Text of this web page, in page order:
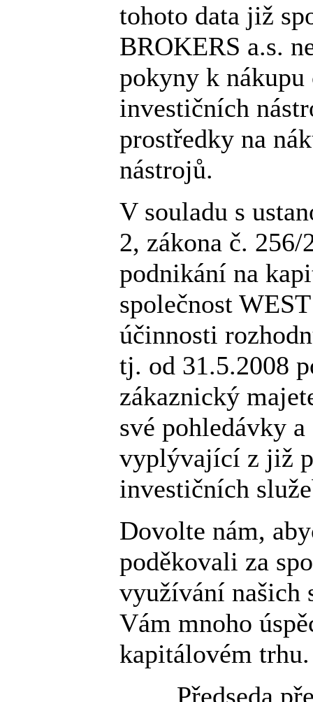
tohoto data již
BROKERS a.s.
pokyny k
investičních
prostředky na
nástrojů.
V souladu s
2, zákona č. 256/
podnikání na
společnost
účinnosti
tj. od 31.5.2008
zákaznický
své pohledávky
vyplývající z již
investičních
Dovolte nám,
poděkovali za
využívání našich
Vám mnoho
kapitálovém trhu.
Předseda